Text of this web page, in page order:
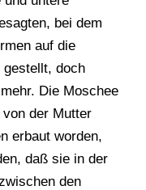
bei dem
auf die
gestellt, doch
Die Moschee
der Mutter
erbaut worden,
daß sie in der
den